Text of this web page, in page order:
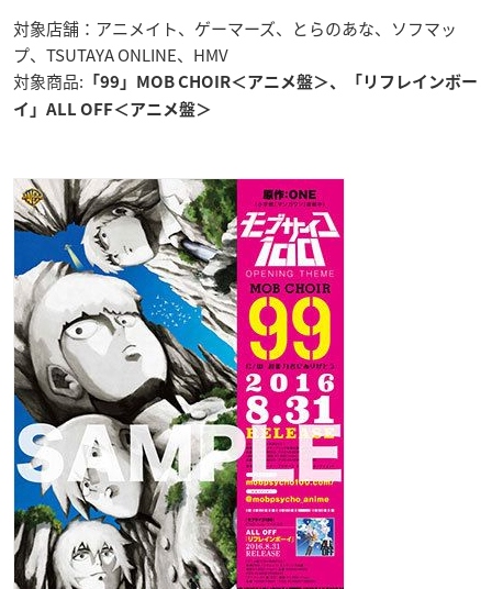
対象店舗：アニメイト、ゲーマーズ、とらのあな、ソフマッ
プ、TSUTAYA ONLINE、HMV
対象商品: 「99」MOB CHOIR＜アニメ盤＞、「リフレインボー
イ」ALL OFF＜アニメ盤＞